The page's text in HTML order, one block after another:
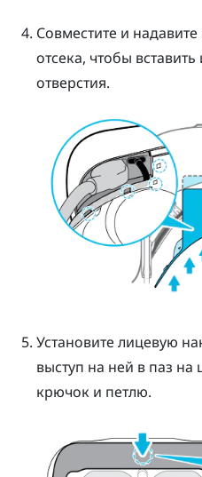
Совместите и
отсека, чтобы
отверстия.
Установите лицевую
выступ на ней в паз
крючок и петлю.